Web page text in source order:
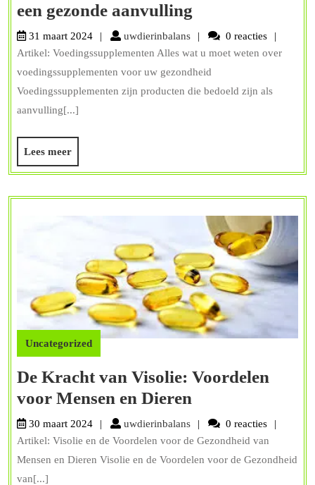
een gezonde aanvulling
wat
u
moet
weten
gids
voor
een
gezonde
aanvulling
31 maart 2024 uwdierinbalansuwdierinbalans
0 reacties
Artikel: Voedingssupplementen Alles wat u moet weten over
voedingssupplementen voor uw gezondheid
Voedingssupplementen zijn producten die bedoeld zijn als
aanvulling[...]
Lees meerLees
meer
Uncategorized
De Kracht van Visolie: Voordelen
voor Mensen en Dieren
Kracht
van
Visolie:
30 maart 2024 uwdierinbalansuwdierinbalans
0 reacties
Artikel: Visolie en de Voordelen voor de Gezondheid van
Mensen en Dieren Visolie en de Voordelen voor de Gezondheid
van[...]